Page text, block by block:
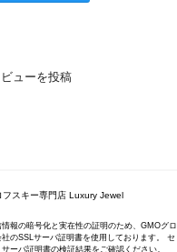
ューを投稿
スキー専門店 Luxury Jewel
報の暗号化と実在性の証明のため、GMOグロ
のSSLサーバ証明書を使用しております。 セ
ーバ証明書の検証結果をご確認ください。